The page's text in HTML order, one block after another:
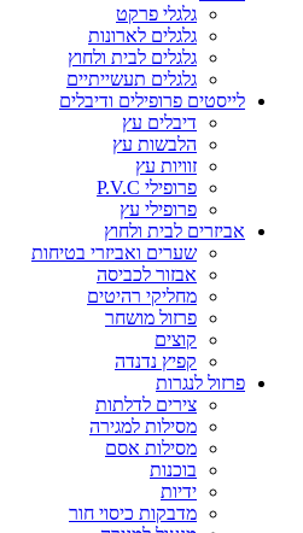
גלגלי פרקט
גלגלים לארונות
גלגלים לבית ולחוץ
גלגלים תעשייתיים
לייסטים פרופילים ודיבלים
דיבלים עץ
הלבשות עץ
זוויות עץ
פרופילי P.V.C
פרופילי עץ
אביזרים לבית ולחוץ
שערים ואביזרי בטיחות
אבזור לכביסה
מחליקי רהיטים
פרזול מושחר
קוצים
קפיץ נדנדה
פרזול לנגרות
צירים לדלתות
מסילות למגירה
מסילות אסם
בוכנות
ידיות
מדבקות כיסוי חור